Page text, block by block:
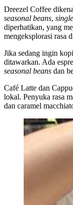
Dreezel Coffee
seasonal beans,
diperhatikan, yang
mengeksplorasi rasa
Jika sedang ingin
ditawarkan. Ada
seasonal beans dan
Café Latte dan
lokal. Penyuka rasa
dan caramel